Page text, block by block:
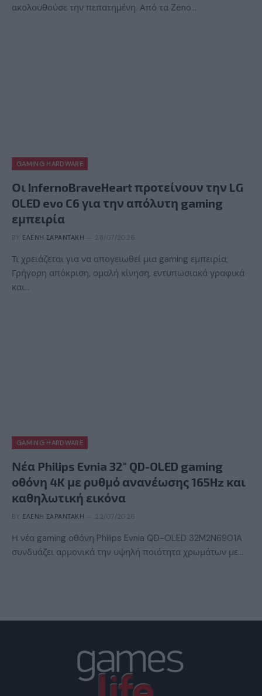
ακολουθούσε την πεπατημένη. Από τα Zeno…
GAMING HARDWARE
Οι InfernoBraveHeart προτείνουν την LG
OLED evo C6 για την απόλυτη gaming
εμπειρία
BY ΕΛΈΝΗ ΣΑΡΑΝΤΆΚΗ 28/07/2026
Τι χρειάζεται για να απογειωθεί μια gaming εμπειρία;
Γρήγορη απόκριση, ομαλή κίνηση, εντυπωσιακά γραφικά
και…
GAMING HARDWARE
Νέα Philips Evnia 32″ QD-OLED gaming
οθόνη 4K με ρυθμό ανανέωσης 165Hz και
καθηλωτική εικόνα
BY ΕΛΈΝΗ ΣΑΡΑΝΤΆΚΗ 22/07/2026
Η νέα gaming οθόνη Philips Evnia QD-OLED 32M2N6901A
συνδυάζει αρμονικά την υψηλή ποιότητα χρωμάτων με…